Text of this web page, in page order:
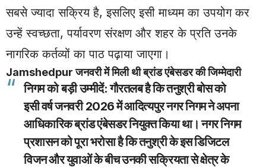
सबसे ज्यादा सक्रिय है, इसलिए इसी माध्यम का उपयोग कर
उन्हें स्वच्छता, पर्यावरण संरक्षण और शहर के प्रति उनके
नागरिक कर्तव्यों का पाठ पढ़ाया जाएगा।
Jamshedpur जनवरी में मिली थी ब्रांड एंबेसडर की जिम्मेदारी
निगम को बड़ी उम्मीदें:गौरतलब है कि तनुश्री बोस को
इसी वर्षजनवरी 2026में आदित्यपुर नगर निगम ने अपना
आधिकारिक ब्रांड एंबेसडर नियुक्त किया था। नगर निगम
प्रशासन को पूरा भरोसा है कि तनुश्री के इस डिजिटल
विजन और युवाओं के बीच उनकी सक्रियता से क्षेत्र के